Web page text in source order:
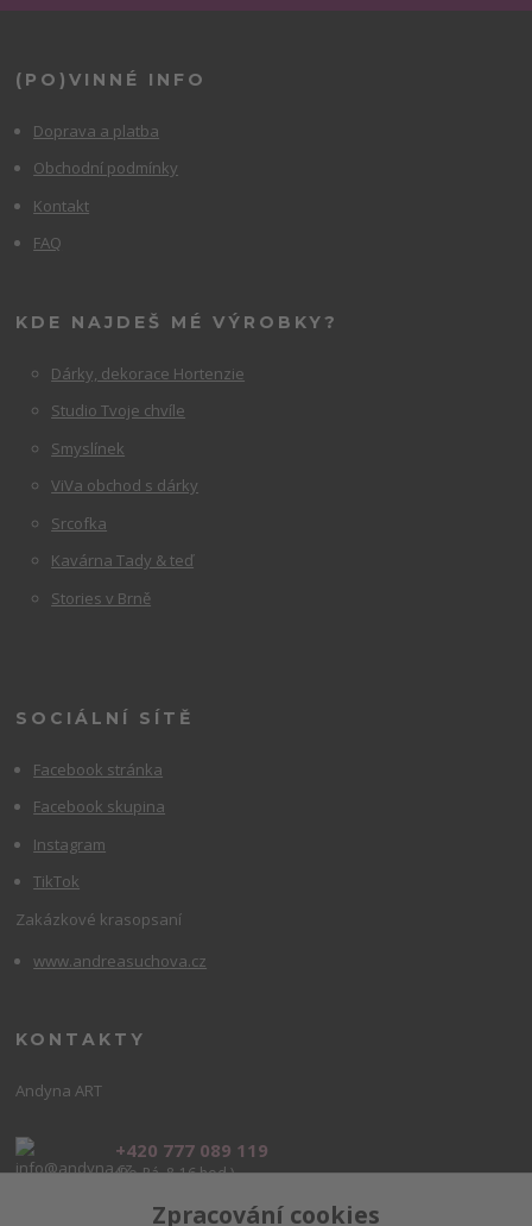
(PO)VINNÉ INFO
Doprava a platba
Obchodní podmínky
Kontakt
FAQ
KDE NAJDEŠ MÉ VÝROBKY?
Dárky, dekorace Hortenzie
Studio Tvoje chvíle
Smyslínek
ViVa obchod s dárky
Srcofka
Kavárna Tady & teď
Stories v Brně
SOCIÁLNÍ SÍTĚ
Facebook stránka
Facebook skupina
Instagram
TikTok
Zakázkové krasopsaní
www.andreasuchova.cz
KONTAKTY
Andyna ART
+420 777 089 119
(Po-Pá, 8-16 hod.)
info@andyna.czZpracování cookies